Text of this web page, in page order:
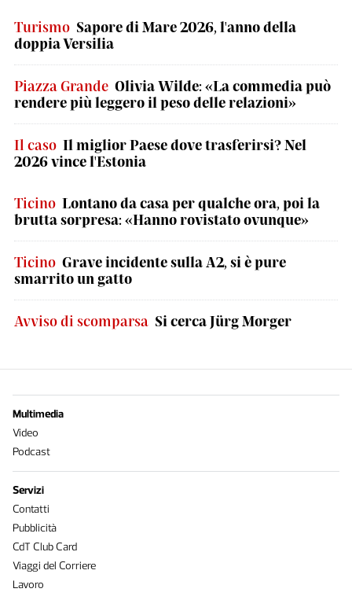
Turismo Sapore di Mare 2026, l'anno della
doppia Versilia
Piazza Grande Olivia Wilde: «La commedia può
rendere più leggero il peso delle relazioni»
Il caso Il miglior Paese dove trasferirsi? Nel
2026 vince l'Estonia
Ticino Lontano da casa per qualche ora, poi la
brutta sorpresa: «Hanno rovistato ovunque»
Ticino Grave incidente sulla A2, si è pure
smarrito un gatto
Avviso di scomparsa Si cerca Jürg Morger
Multimedia
Video
Podcast
Servizi
Contatti
Pubblicità
CdT Club Card
Viaggi del Corriere
Lavoro